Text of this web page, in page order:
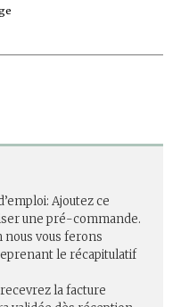
Ajoutez ce
une pré-commande.
vous ferons
le récapitulatif
la facture